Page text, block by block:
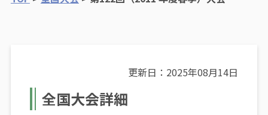
更新日：2025年08月14日
全国大会詳細